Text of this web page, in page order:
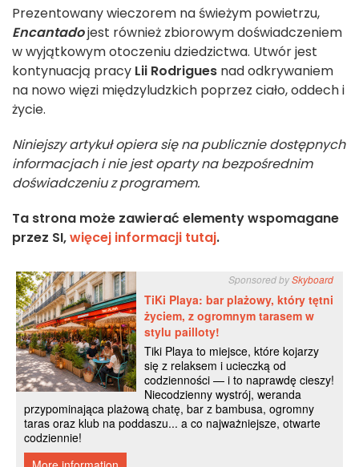
Prezentowany wieczorem na świeżym powietrzu,
Encantadojest również zbiorowym doświadczeniem
w wyjątkowym otoczeniu dziedzictwa. Utwór jest
kontynuacją pracy Lii Rodrigues nad odkrywaniem
na nowo więzi międzyludzkich poprzez ciało, oddech i
życie.
Niniejszy artykuł opiera się na publicznie dostępnych
informacjach i nie jest oparty na bezpośrednim
doświadczeniu z programem.
Ta strona może zawierać elementy wspomagane
przez SI,więcej informacji tutaj.